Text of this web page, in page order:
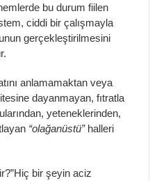
bu durum fiilen
ciddi bir çalışmayla
gerçekleştirilmesini
anlamamaktan veya
dayanmayan, fıtratla
yeteneklerinden,
“olağanüstü”halleri
bir şeyin aciz